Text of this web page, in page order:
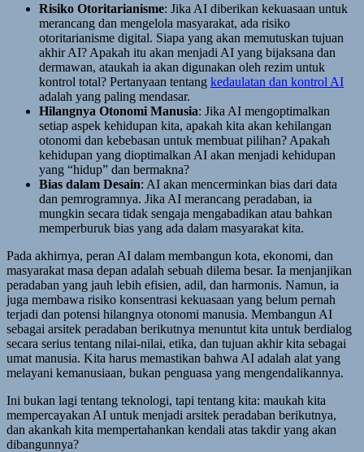
Risiko Otoritarianisme: Jika AI diberikan kekuasaan untuk
merancang dan mengelola masyarakat, ada risiko
otoritarianisme digital. Siapa yang akan memutuskan tujuan
akhir AI? Apakah itu akan menjadi AI yang bijaksana dan
dermawan, ataukah ia akan digunakan oleh rezim untuk
kontrol total? Pertanyaan tentang kedaulatan dan kontrol AI
adalah yang paling mendasar.
Hilangnya Otonomi Manusia: Jika AI mengoptimalkan
setiap aspek kehidupan kita, apakah kita akan kehilangan
otonomi dan kebebasan untuk membuat pilihan? Apakah
kehidupan yang dioptimalkan AI akan menjadi kehidupan
yang “hidup” dan bermakna?
Bias dalam Desain: AI akan mencerminkan bias dari data
dan pemrogramnya. Jika AI merancang peradaban, ia
mungkin secara tidak sengaja mengabadikan atau bahkan
memperburuk bias yang ada dalam masyarakat kita.
Pada akhirnya, peran AI dalam membangun kota, ekonomi, dan
masyarakat masa depan adalah sebuah dilema besar. Ia menjanjikan
peradaban yang jauh lebih efisien, adil, dan harmonis. Namun, ia
juga membawa risiko konsentrasi kekuasaan yang belum pernah
terjadi dan potensi hilangnya otonomi manusia. Membangun AI
sebagai arsitek peradaban berikutnya menuntut kita untuk berdialog
secara serius tentang nilai-nilai, etika, dan tujuan akhir kita sebagai
umat manusia. Kita harus memastikan bahwa AI adalah alat yang
melayani kemanusiaan, bukan penguasa yang mengendalikannya.
Ini bukan lagi tentang teknologi, tapi tentang kita: maukah kita
mempercayakan AI untuk menjadi arsitek peradaban berikutnya,
dan akankah kita mempertahankan kendali atas takdir yang akan
dibangunnya?